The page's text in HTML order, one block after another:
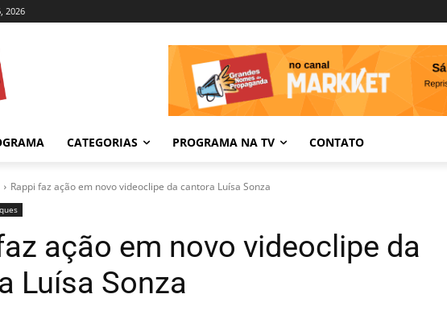
2026
CATEGORIAS PROGRAMA NA TV CONTATO
Rappi faz ação em novo videoclipe da cantora Luísa Sonza
ação em novo videoclipe da
Luísa Sonza